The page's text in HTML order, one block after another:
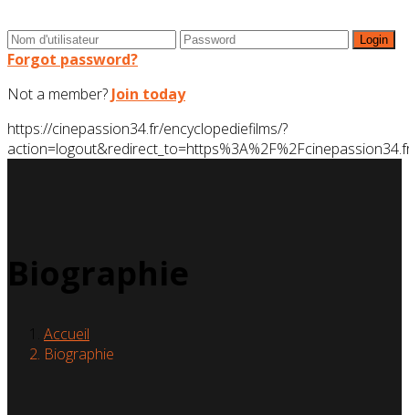
Forgot password?
Not a member? Join today
https://cinepassion34.fr/encyclopediefilms/?
Biographie
Accueil
Biographie